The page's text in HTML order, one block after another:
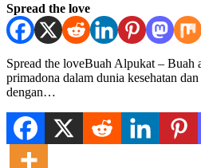
Spread the love
Spread the loveBuah Alpukat – Buah
primadona dalam dunia kesehatan
dengan…